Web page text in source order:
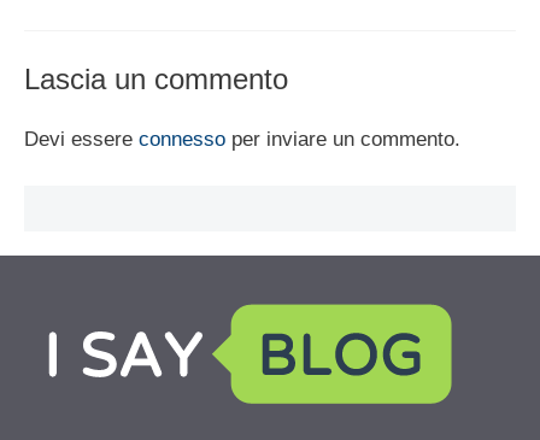
Lascia un commento
Devi essere connesso per inviare un commento.